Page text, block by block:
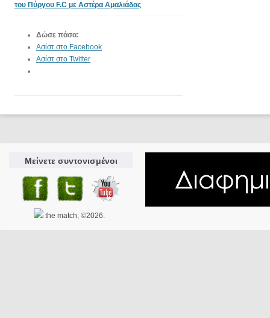
του Πύργου F.C με Αστέρα Αμαλιάδας
Δώσε πάσα:
Ασίστ στο Facebook
Ασίστ στο Twitter
Μείνετε συντονισμένοι
the match, ©2026.